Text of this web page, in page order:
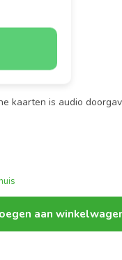
kaarten is audio
aan